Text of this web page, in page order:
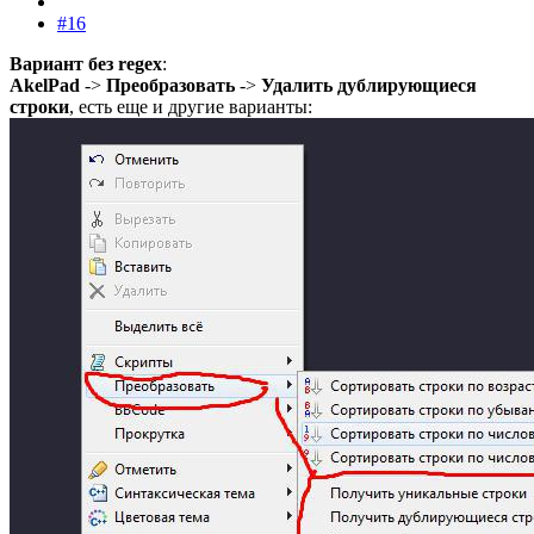
#16
Вариант без regex:
AkelPad -> Преобразовать -> Удалить дублирующиеся
строки, есть еще и другие варианты: